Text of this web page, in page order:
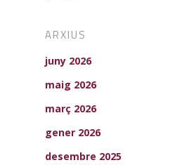
ARXIUS
juny 2026
maig 2026
març 2026
gener 2026
desembre 2025